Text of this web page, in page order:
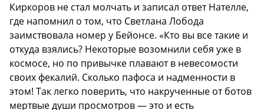
Киркоров не стал молчать и записал ответ Нателле,
где напомнил о том, что Светлана Лобода
заимствовала номер у Бейонсе. «Кто вы все такие и
откуда взялись? Некоторые возомнили себя уже в
космосе, но по привычке плавают в невесомости
своих фекалий. Сколько пафоса и надменности в
этом! Так легко поверить, что накрученные от ботов
мертвые души просмотров — это и есть